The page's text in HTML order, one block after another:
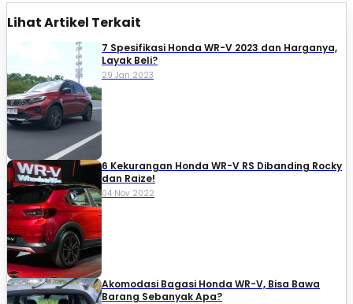
Lihat Artikel Terkait
7 Spesifikasi Honda WR-V 2023 dan Harganya,
Layak Beli?
29 Jan 2023
6 Kekurangan Honda WR-V RS Dibanding Rocky
dan Raize!
04 Nov 2022
Akomodasi Bagasi Honda WR-V, Bisa Bawa
Barang Sebanyak Apa?